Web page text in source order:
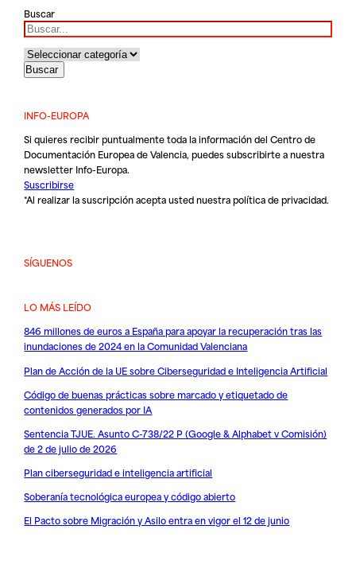
Buscar
INFO-EUROPA
Si quieres recibir puntualmente toda la información del Centro de
Documentación Europea de Valencia, puedes subscribirte a nuestra
newsletter Info-Europa.
Suscribirse
*Al realizar la suscripción acepta usted nuestrapolítica de privacidad.
SÍGUENOS
LO MÁS LEÍDO
846 millones de euros a España para apoyar la recuperación tras las
inundaciones de 2024 en la Comunidad Valenciana
Plan de Acción de la UE sobre Ciberseguridad e Inteligencia Artificial
Código de buenas prácticas sobre marcado y etiquetado de
contenidos generados por IA
Sentencia TJUE. Asunto C-738/22 P (Google & Alphabet v Comisión)
de 2 de julio de 2026
Plan ciberseguridad e inteligencia artificial
Soberanía tecnológica europea y código abierto
El Pacto sobre Migración y Asilo entra en vigor el 12 de junio